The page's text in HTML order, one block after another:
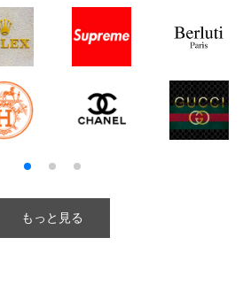
もっと見る